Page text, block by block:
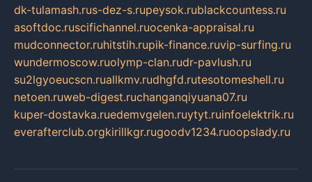
dk-tulamash.rus-dez-s.rupeysok.rublackcountess.ru
asoftdoc.ruscifichannel.ruocenka-appraisal.ru
mudconnector.ruhitstih.rupik-finance.ruvip-surfing.ru
wundermoscow.ruolymp-clan.rudr-pavlush.ru
su2lgyoeucscn.ruallkmv.rudhgfd.rutesotomeshell.ru
netoen.ruweb-digest.ruchanganqiyuana07.ru
kuper-dostavka.ruedemvgelen.ruytyt.ruinfoelektrik.ru
everafterclub.orgkirillkgr.rugoodv1234.ruoopslady.ru